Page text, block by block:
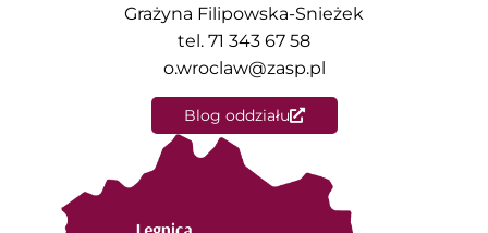
Grażyna Filipowska-Snieżek
tel. 71 343 67 58
o.wroclaw@zasp.pl
Blog oddziału